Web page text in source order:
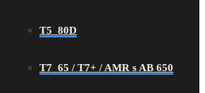
T5_80D
T7_65 / T7+ / AMR s AB 650